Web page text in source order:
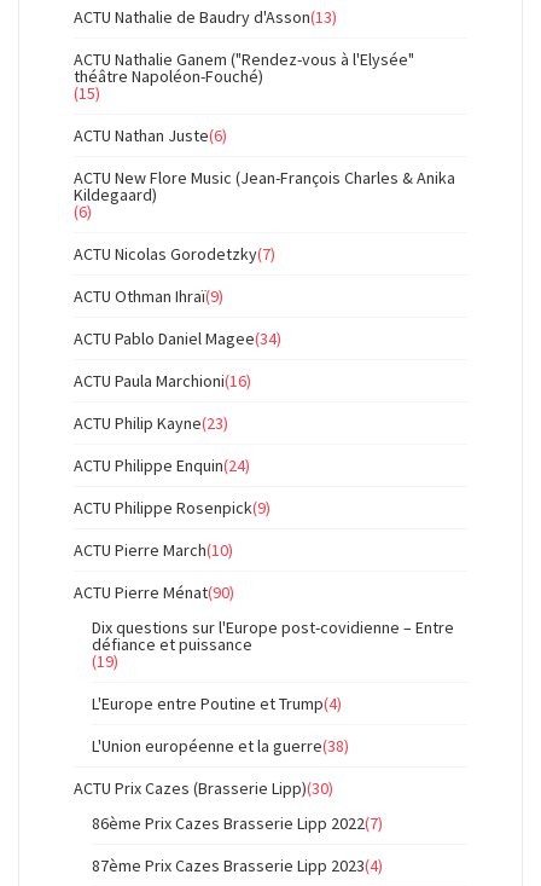
ACTU Nathalie de Baudry d'Asson(13)
ACTU Nathalie Ganem ("Rendez-vous à l'Elysée"
théâtre Napoléon-Fouché)
(15)
ACTU Nathan Juste(6)
ACTU New Flore Music (Jean-François Charles & Anika
Kildegaard)
(6)
ACTU Nicolas Gorodetzky(7)
ACTU Othman Ihraï(9)
ACTU Pablo Daniel Magee(34)
ACTU Paula Marchioni(16)
ACTU Philip Kayne(23)
ACTU Philippe Enquin(24)
ACTU Philippe Rosenpick(9)
ACTU Pierre March(10)
ACTU Pierre Ménat(90)
Dix questions sur l'Europe post-covidienne – Entre
défiance et puissance
(19)
L'Europe entre Poutine et Trump(4)
L'Union européenne et la guerre(38)
ACTU Prix Cazes (Brasserie Lipp)(30)
86ème Prix Cazes Brasserie Lipp 2022(7)
87ème Prix Cazes Brasserie Lipp 2023(4)